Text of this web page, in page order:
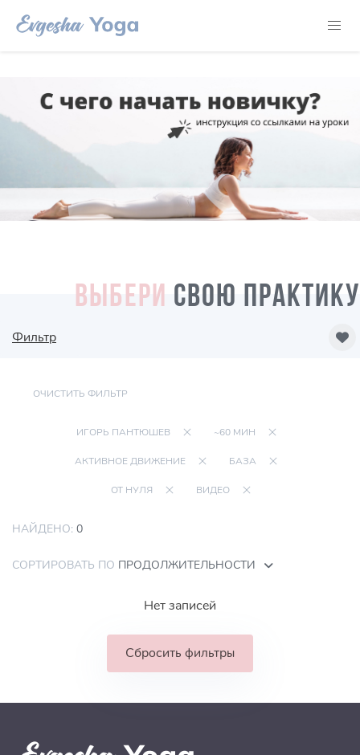
ВЫБЕРИ СВОЮ ПРАКТИКУ
Фильтр
ОЧИСТИТЬ ФИЛЬТР
ИГОРЬ ПАНТЮШЕВ ~60 МИН
АКТИВНОЕ ДВИЖЕНИЕ БАЗА
ОТ НУЛЯ ВИДЕО
НАЙДЕНО: 0
СОРТИРОВАТЬ ПО ПРОДОЛЖИТЕЛЬНОСТИ
Нет записей
Сбросить фильтры